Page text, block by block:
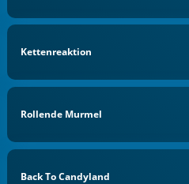
Kettenreaktion
Rollende Murmel
Back To Candyland